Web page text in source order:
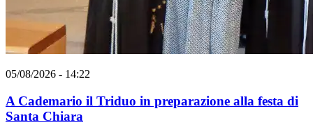
05/08/2026 - 14:22
A Cademario il Triduo in preparazione alla festa di
Santa Chiara